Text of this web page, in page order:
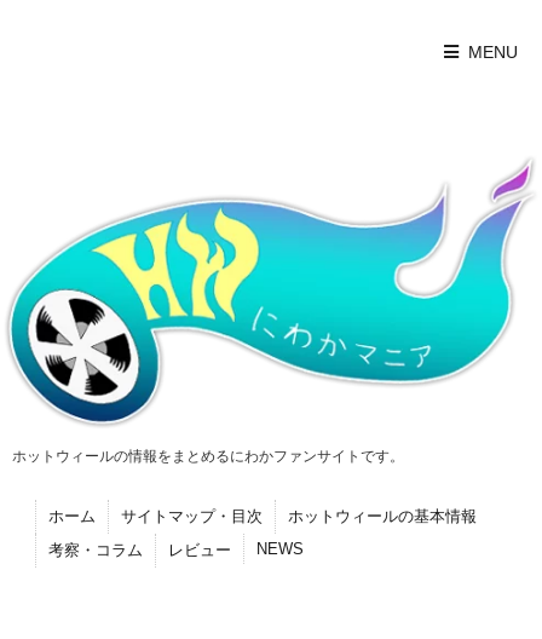
MENU
ホットウィールの情報をまとめるにわかファンサイトです。
ホーム サイトマップ・目次
ホットウィールの基本情報
考察・コラム
レビュー NEWS